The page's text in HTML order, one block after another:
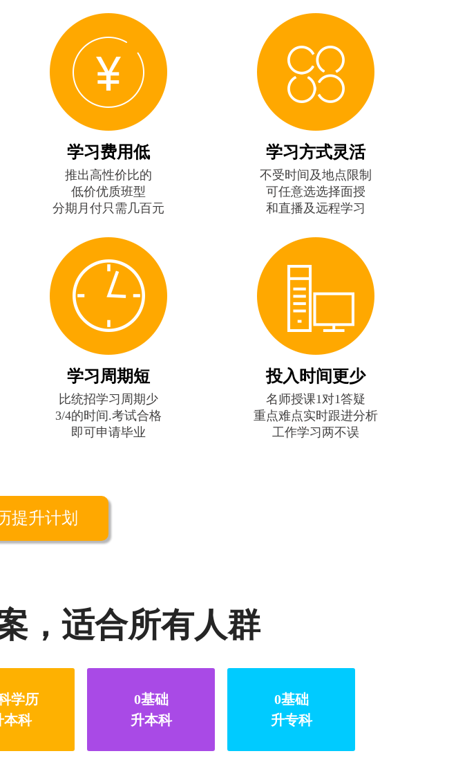
学习费用低
推出高性价比的
低价优质班型
分期月付只需几百元
学习方式灵活
不受时间及地点限制
可任意选选择面授
和直播及远程学习
学习周期短
比统招学习周期少
3/4的时间.考试合格
即可申请毕业
投入时间更少
名师授课1对1答疑
重点难点实时跟进分析
工作学习两不误
提升计划
，适合所有人群
学历
本科
0基础
升本科
0基础
升专科